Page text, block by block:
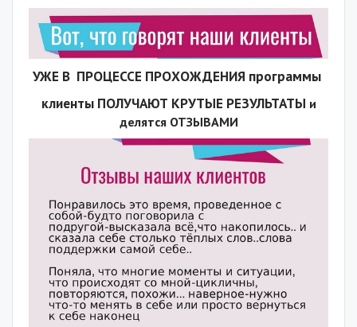
УЖЕ В ПРОЦЕССЕ ПРОХОЖДЕНИЯ программы
клиенты ПОЛУЧАЮТ КРУТЫЕ РЕЗУЛЬТАТЫ и
делятся ОТЗЫВАМИ